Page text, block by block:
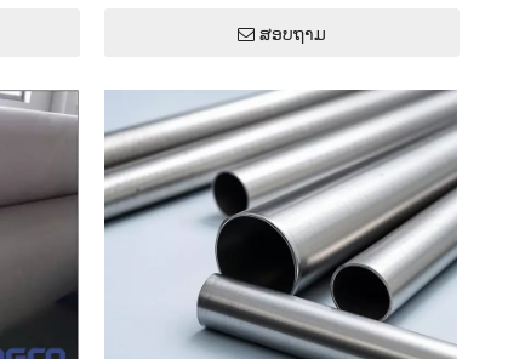
ສອບຖາມ